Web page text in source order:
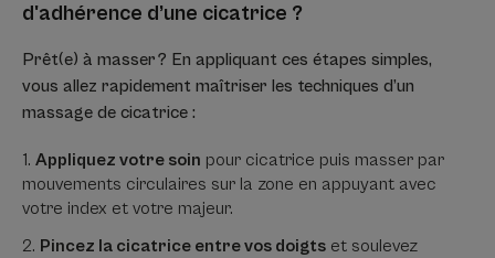
d'adhérence d’une cicatrice ?
Prêt(e) à masser ? En appliquant ces étapes simples,
vous allez rapidement maîtriser les techniques d’un
massage de cicatrice :
Appliquez votre soin pour cicatrice puis masser par
mouvements circulaires sur la zone en appuyant avec
votre index et votre majeur.
Pincez la cicatrice entre vos doigts et soulevez